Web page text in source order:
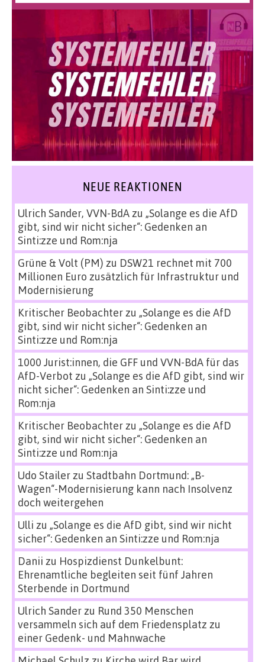
NEUE REAKTIONEN
Ulrich Sander, VVN-BdAzu „Solange es die AfD
gibt, sind wir nicht sicher“: Gedenken an
Sinti:zze und Rom:nja
Grüne & Volt (PM) zu DSW21 rechnet mit 700
Millionen Euro zusätzlich für Infrastruktur und
Modernisierung
Kritischer Beobachterzu „Solange es die AfD
gibt, sind wir nicht sicher“: Gedenken an
Sinti:zze und Rom:nja
1000 Jurist:innen, die GFF und VVN-BdA für das
AfD-Verbot zu „Solange es die AfD gibt, sind wir
nicht sicher“: Gedenken an Sinti:zze und
Rom:nja
Kritischer Beobachterzu „Solange es die AfD
gibt, sind wir nicht sicher“: Gedenken an
Sinti:zze und Rom:nja
Udo Stailerzu Stadtbahn Dortmund: „B-
Wagen“-Modernisierung kann nach Insolvenz
doch weitergehen
Ulli zu „Solange es die AfD gibt, sind wir nicht
sicher“: Gedenken an Sinti:zze und Rom:nja
Danii zu Hospizdienst Dunkelbunt:
Ehrenamtliche begleiten seit fünf Jahren
Sterbende in Dortmund
Ulrich Sanderzu Rund 350 Menschen
versammeln sich auf dem Friedensplatz zu
einer Gedenk- und Mahnwache